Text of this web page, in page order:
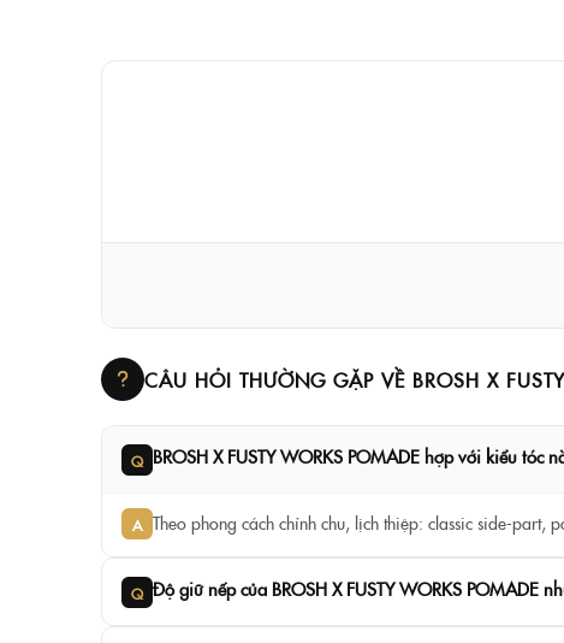
CÂU HỎI THƯỜNG GẶP VỀ BROSH X
Q BROSH X FUSTY WORKS POMADE hợp với kiểu tóc
A Theo phong cách chỉnh chu, lịch thiệp: classic side-part,
Q Độ giữ nếp của BROSH X FUSTY WORKS POMADE